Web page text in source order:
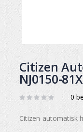
Citizen
NJ0150-81X
0
Citizen automatisk